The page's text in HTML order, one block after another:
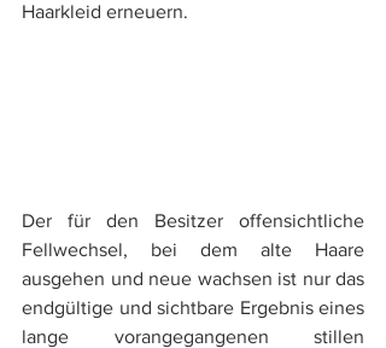
Haarkleid erneuern.
Der für den Besitzer offensichtliche
Fellwechsel, bei dem alte Haare
ausgehen und neue wachsen ist nur das
endgültige und sichtbare Ergebnis eines
lange vorangegangenen stillen